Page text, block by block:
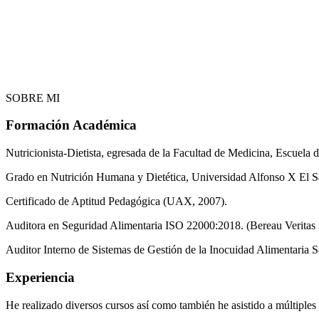
SOBRE MI
Formación Académica
Nutricionista-Dietista, egresada de la Facultad de Medicina,
Grado en Nutrición Humana y Dietética, Universidad Alfonso X El
Certificado de Aptitud Pedagógica (UAX, 2007).
Auditora en Seguridad Alimentaria ISO 22000:2018. (Bereau Veritas
Auditor Interno de Sistemas de Gestión de la Inocuidad Alimentaria
Experiencia
He realizado diversos cursos así como también he asistido a